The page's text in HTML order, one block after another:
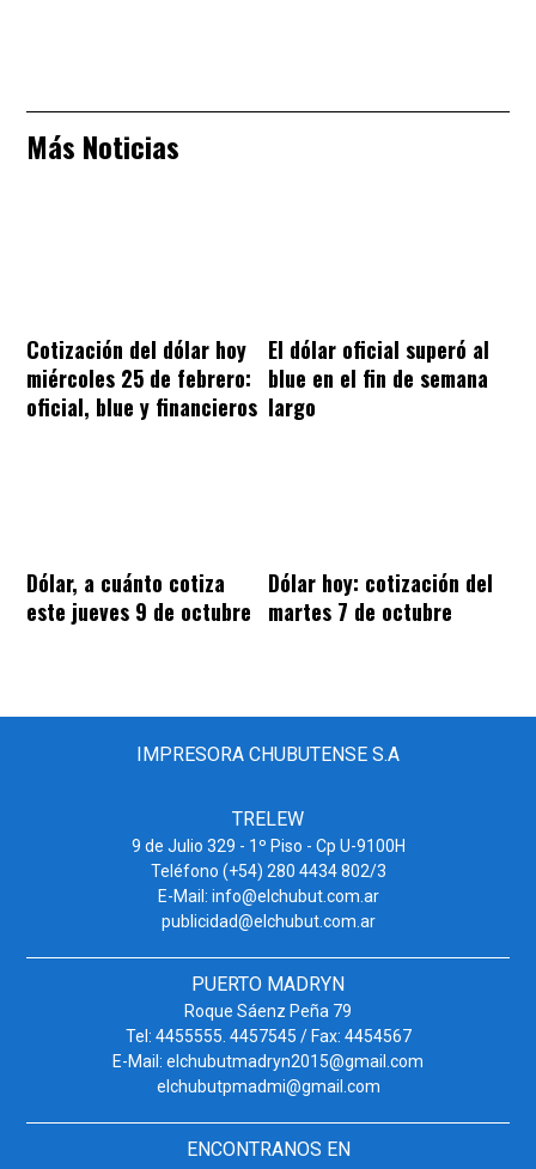
Más Noticias
Cotización del dólar hoy
miércoles 25 de febrero:
oficial, blue y financieros
El dólar oficial superó al
blue en el fin de semana
largo
Dólar, a cuánto cotiza
este jueves 9 de octubre
Dólar hoy: cotización del
martes 7 de octubre
IMPRESORA CHUBUTENSE S.A
TRELEW
9 de Julio 329 - 1º Piso - Cp U-9100H
Teléfono (+54) 280 4434 802/3
E-Mail: info@elchubut.com.ar
publicidad@elchubut.com.ar
PUERTO MADRYN
Roque Sáenz Peña 79
Tel: 4455555. 4457545 / Fax: 4454567
E-Mail: elchubutmadryn2015@gmail.com
elchubutpmadmi@gmail.com
ENCONTRANOS EN